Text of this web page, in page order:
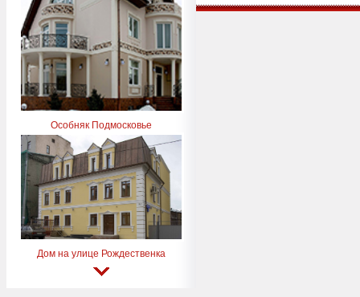
Особняк Подмосковье
Дом на улице Рождественка